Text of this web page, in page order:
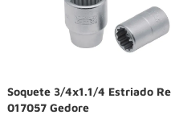
Soquete 3/4x1.1/4 Estriado
017057 Gedore